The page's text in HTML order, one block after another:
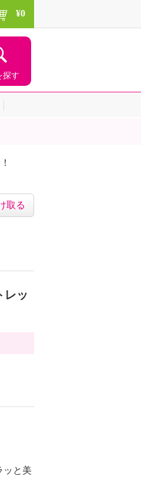
探す
¥0
取る
レッ
ッと美